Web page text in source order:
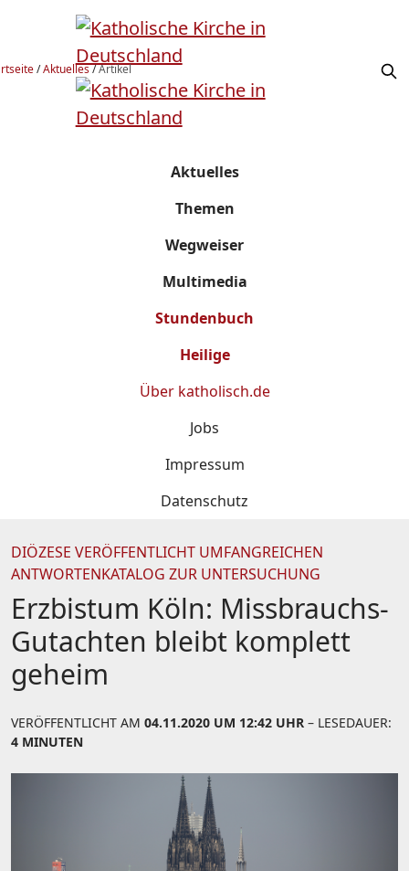
/Aktuelles/Artikel
Aktuelles
Themen
Wegweiser
Multimedia
Stundenbuch
Heilige
Über katholisch.de
Jobs
Impressum
Datenschutz
DIÖZESE VERÖFFENTLICHT UMFANGREICHEN
ANTWORTENKATALOG ZUR UNTERSUCHUNG
Erzbistum Köln: Missbrauchs-
Gutachten bleibt komplett
geheim
VERÖFFENTLICHT AM 04.11.2020 UM 12:42 UHR – LESEDAUER:
4 MINUTEN